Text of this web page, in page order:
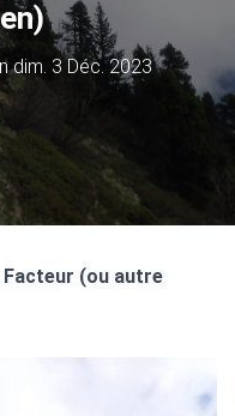
dim. 3 Déc. 2023
Facteur (ou autre